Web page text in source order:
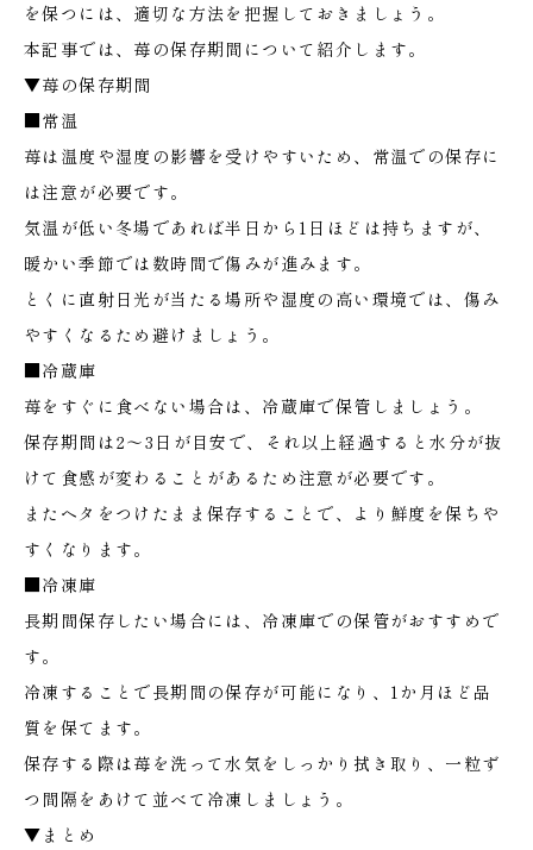
を保つには、適切な方法を把握しておきましょう。
本記事では、苺の保存期間について紹介します。
▼苺の保存期間
■常温
苺は温度や湿度の影響を受けやすいため、常温での保存に
は注意が必要です。
気温が低い冬場であれば半日から1日ほどは持ちますが、
暖かい季節では数時間で傷みが進みます。
とくに直射日光が当たる場所や湿度の高い環境では、傷み
やすくなるため避けましょう。
■冷蔵庫
苺をすぐに食べない場合は、冷蔵庫で保管しましょう。
保存期間は2〜3日が目安で、それ以上経過すると水分が抜
けて食感が変わることがあるため注意が必要です。
またヘタをつけたまま保存することで、より鮮度を保ちや
すくなります。
■冷凍庫
長期間保存したい場合には、冷凍庫での保管がおすすめで
す。
冷凍することで長期間の保存が可能になり、1か月ほど品
質を保てます。
保存する際は苺を洗って水気をしっかり拭き取り、一粒ず
つ間隔をあけて並べて冷凍しましょう。
▼まとめ